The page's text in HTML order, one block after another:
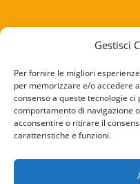
Gestisci
Per fornire le migliori
per memorizzare e/o accedere
consenso a queste tecnologie
comportamento di navigazione
acconsentire o ritirare il
caratteristiche e funzioni.